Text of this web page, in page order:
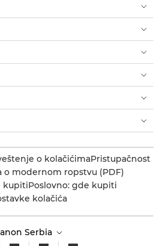
o kolačićimaPristupačnost
o modernom ropstvu (PDF)
kupitiPoslovno: gde kupiti
kolačića
Serbia